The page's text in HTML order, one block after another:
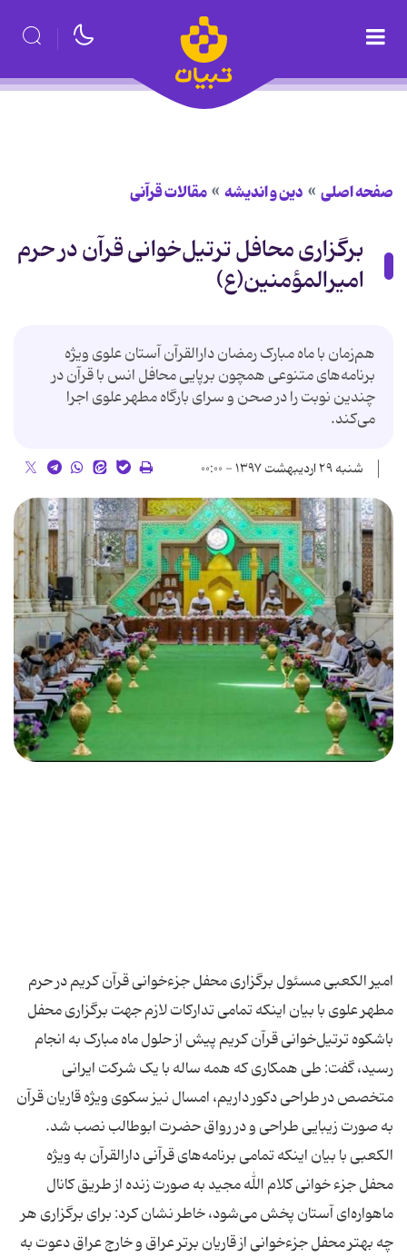
صفحه اصلی دین و اندیشه مقالات قرآنی
برگزاری محافل ترتیل‌خوانی قرآن در حرم
امیرالمؤمنین(ع)
هم‌زمان با ماه مبارک رمضان دارالقرآن آستان علوی ویژه
برنامه‌های متنوعی همچون برپایی محافل انس با قرآن در
چندین نوبت را در صحن و سرای بارگاه مطهر علوی اجرا
می‌کند.
شنبه ۲۹ اردیبهشت ۱۳۹۷ - ۰۰:۰۰
امیر الکعبی مسئول برگزاری محفل جزءخوانى قرآن کریم در حرم
مطهر علوى با بیان اینکه تمامی تدارکات لازم جهت برگزاری محفل
باشکوه ترتیل‌خوانی قرآن کریم پیش از حلول ماه مبارک به انجام
رسید، گفت: طی همکاری که همه ساله با یک شرکت ایرانی
متخصص در طراحی دکور داریم، امسال نیز سکوی ویژه قاریان قرآن
به صورت زیبایی طراحی و در رواق حضرت ابوطالب نصب شد.
الکعبی با بیان اینکه تمامی برنامه‌های قرآنی دارالقرآن به ویژه
محفل جزء خوانى کلام الله مجید به صورت زنده از طریق کانال
ماهواره‌ای آستان پخش می‌شود، خاطر نشان کرد: برای برگزاری هر
چه بهتر محفل جزء‌خوانی از قاریان برتر عراق و خارج عراق دعوت به